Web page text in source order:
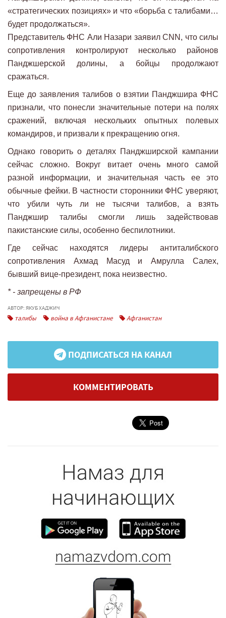
«стратегических позициях» и что «борьба с талибами…
будет продолжаться».
Представитель ФНС Али Назари заявил CNN, что силы
сопротивления контролируют несколько районов
Панджшерской долины, а бойцы продолжают
сражаться.
Еще до заявления талибов о взятии Панджшира ФНС
признали, что понесли значительные потери на полях
сражений, включая нескольких опытных полевых
командиров, и призвали к прекращению огня.
Однако говорить о деталях Панджширской кампании
сейчас сложно. Вокруг витает очень много самой
разной информации, и значительная часть ее это
обычные фейки. В частности сторонники ФНС уверяют,
что убили чуть ли не тысячи талибов, а взять
Панджшир талибы смогли лишь задействовав
пакистанские силы, особенно беспилотники.
Где сейчас находятся лидеры антиталибского
сопротивления Ахмад Масуд и Амрулла Салех,
бывший вице-президент, пока неизвестно.
* - запрещены в РФ
АВТОР: ЯКУБ ХАДЖИЧ
талибы война в Афганистане Афганистан
ПОДПИСАТЬСЯ НА КАНАЛ
КОММЕНТИРОВАТЬ